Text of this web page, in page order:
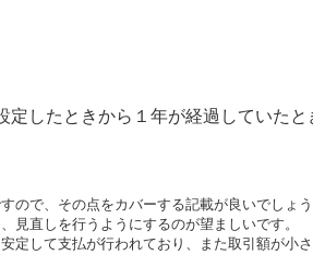
したときから１年が経過していたと
ので、その点をカバーする記載が良いでしょう
見直しを行うようにするのが望ましいです。
定して支払が行われており、また取引額が